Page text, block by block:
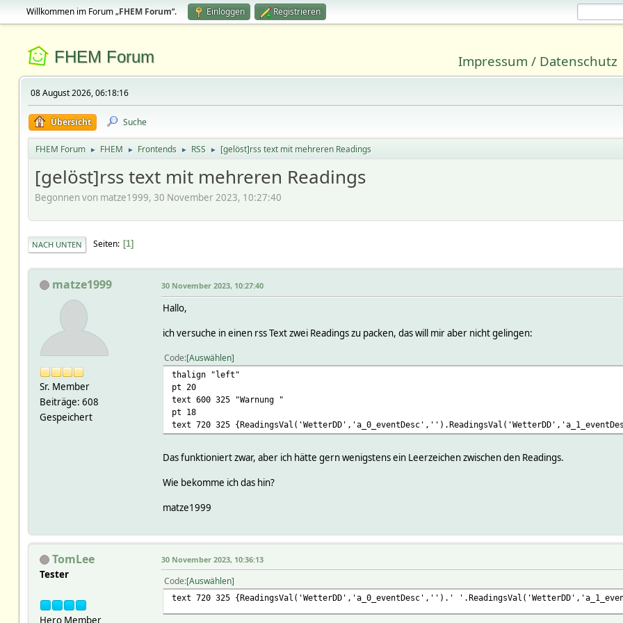
Willkommen im Forum „FHEM Forum“. Einloggen Registrieren
FHEM Forum Impressum / Datenschutz
08 August 2026, 06:18:16
Übersicht Suche
FHEM Forum ► FHEM ► Frontends ► RSS ► [gelöst]rss text mit mehreren Readings
[gelöst]rss text mit mehreren Readings
Begonnen von matze1999, 30 November 2023, 10:27:40
NACH UNTEN Seiten 1
matze1999
Sr. Member
Beiträge: 608
Gespeichert
30 November 2023, 10:27:40
Hallo,
ich versuche in einen rss Text zwei Readings zu packen, das will mir aber nicht gelingen:
Code Auswählen
thalign "left"
pt 20
text 600 325 "Warnung "
pt 18
text 720 325
Das funktioniert zwar, aber ich hätte gern wenigstens ein Leerzeichen zwischen den Readings.
Wie bekomme ich das hin?
matze1999
TomLee
Tester
Hero Member
30 November 2023, 10:36:13
Code Auswählen
text 720 325 {ReadingsVal('WetterDD','a_0_eventDesc','').'